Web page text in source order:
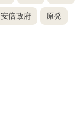
安倍政府 原発